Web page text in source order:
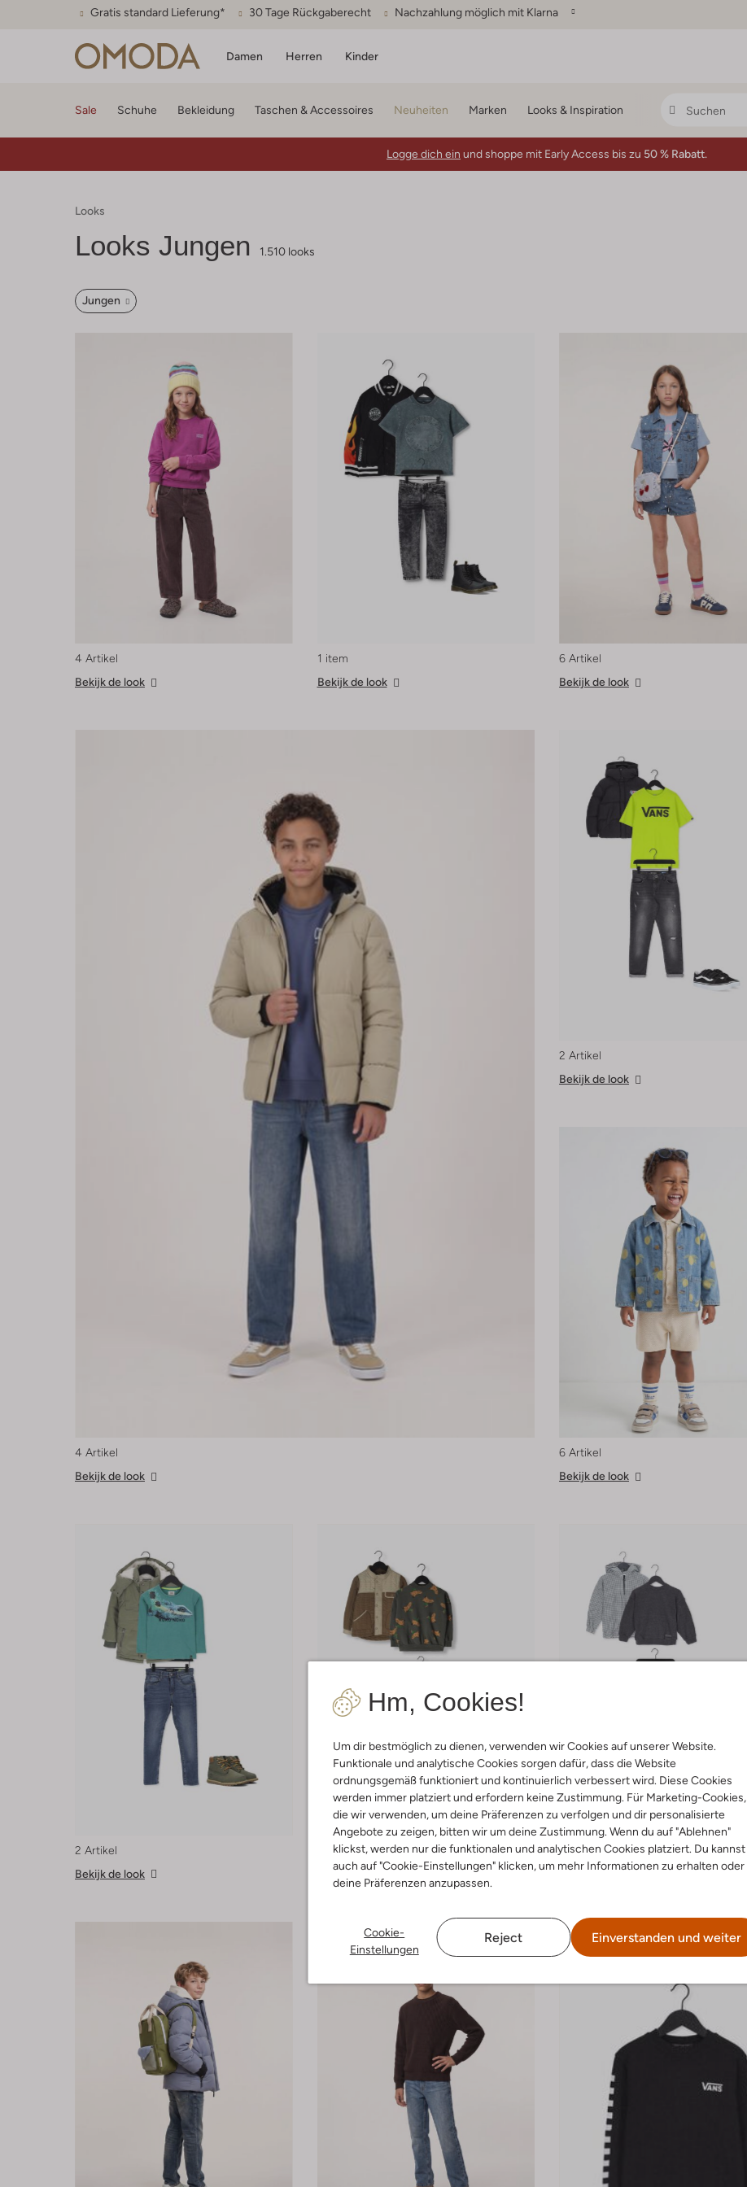
Gratis standard Lieferung* 30 Tage Rückgaberecht Nachzahlung möglich mit Klarna
Damen Herren Kinder
Hm, Cookies!
Um dir bestmöglich zu dienen, verwenden wir Cookies auf unserer Website.
Funktionale und analytische Cookies sorgen dafür, dass die Website
ordnungsgemäß funktioniert und kontinuierlich verbessert wird. Diese Cookies
werden immer platziert und erfordern keine Zustimmung. Für Marketing-Cookies,
die wir verwenden, um deine Präferenzen zu verfolgen und dir personalisierte
Angebote zu zeigen, bitten wir um deine Zustimmung. Wenn du auf "Ablehnen"
klickst, werden nur die funktionalen und analytischen Cookies platziert. Du kannst
auch auf "Cookie-Einstellungen" klicken, um mehr Informationen zu erhalten oder
deine Präferenzen anzupassen.
Cookie-
Einstellungen
Reject Einverstanden und weiter
Sale Schuhe Bekleidung Taschen & Accessoires Neuheiten Marken Looks & Inspiration
Logge dich ein und shoppe mit Early Access bis zu 50 % Rabatt.
Looks
Looks Jungen 1.510 looks
Jungen
4 Artikel
Bekijk de look
1 item
Bekijk de look
6 Artikel
Bekijk de look
4 Artikel
Bekijk de look
2 Artikel
Bekijk de look
6 Artikel
Bekijk de look
2 Artikel
Bekijk de look
2 Artikel
Bekijk de look
2 Artikel
Bekijk de look